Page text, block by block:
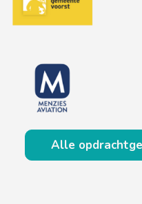
Alle